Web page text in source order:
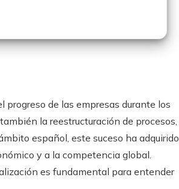
de las empresas durante los
la reestructuración de procesos,
español, este suceso ha adquirido
y a la competencia global.
es fundamental para entender